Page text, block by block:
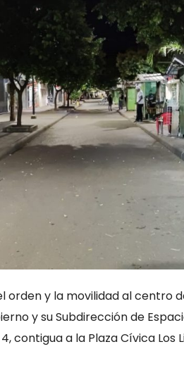
orden y la movilidad al centro
y su Subdirección de
contigua a la Plaza Cívica Los